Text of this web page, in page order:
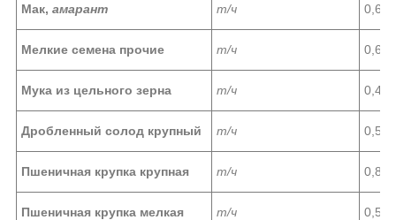
Мак, амарант т/ч 0,6
Мелкие семена прочие т/ч 0,6
Мука из цельного зерна т/ч 0,4
Дробленный солод крупный т/ч 0,5
Пшеничная крупка крупная т/ч 0,8
Пшеничная крупка мелкая т/ч 0,5